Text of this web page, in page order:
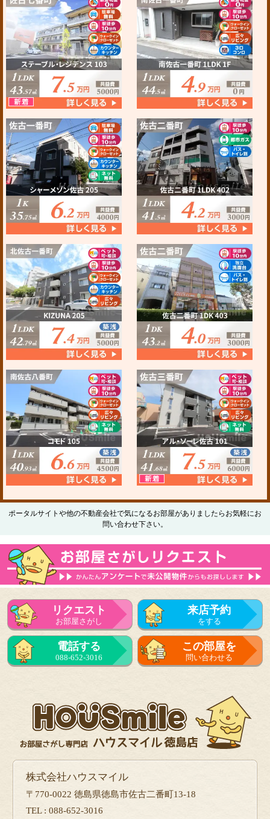
ポータルサイトや他の不動産会社で気になるお部屋がありましたらお気軽にお
問い合わせ下さい。
リクエスト
お部屋さがし
来店予約
をする
電話する
088-652-3016
この部屋を
問い合わせる
株式会社ハウスマイル
〒770-0022 徳島県徳島市佐古二番町13-18
TEL : 088-652-3016